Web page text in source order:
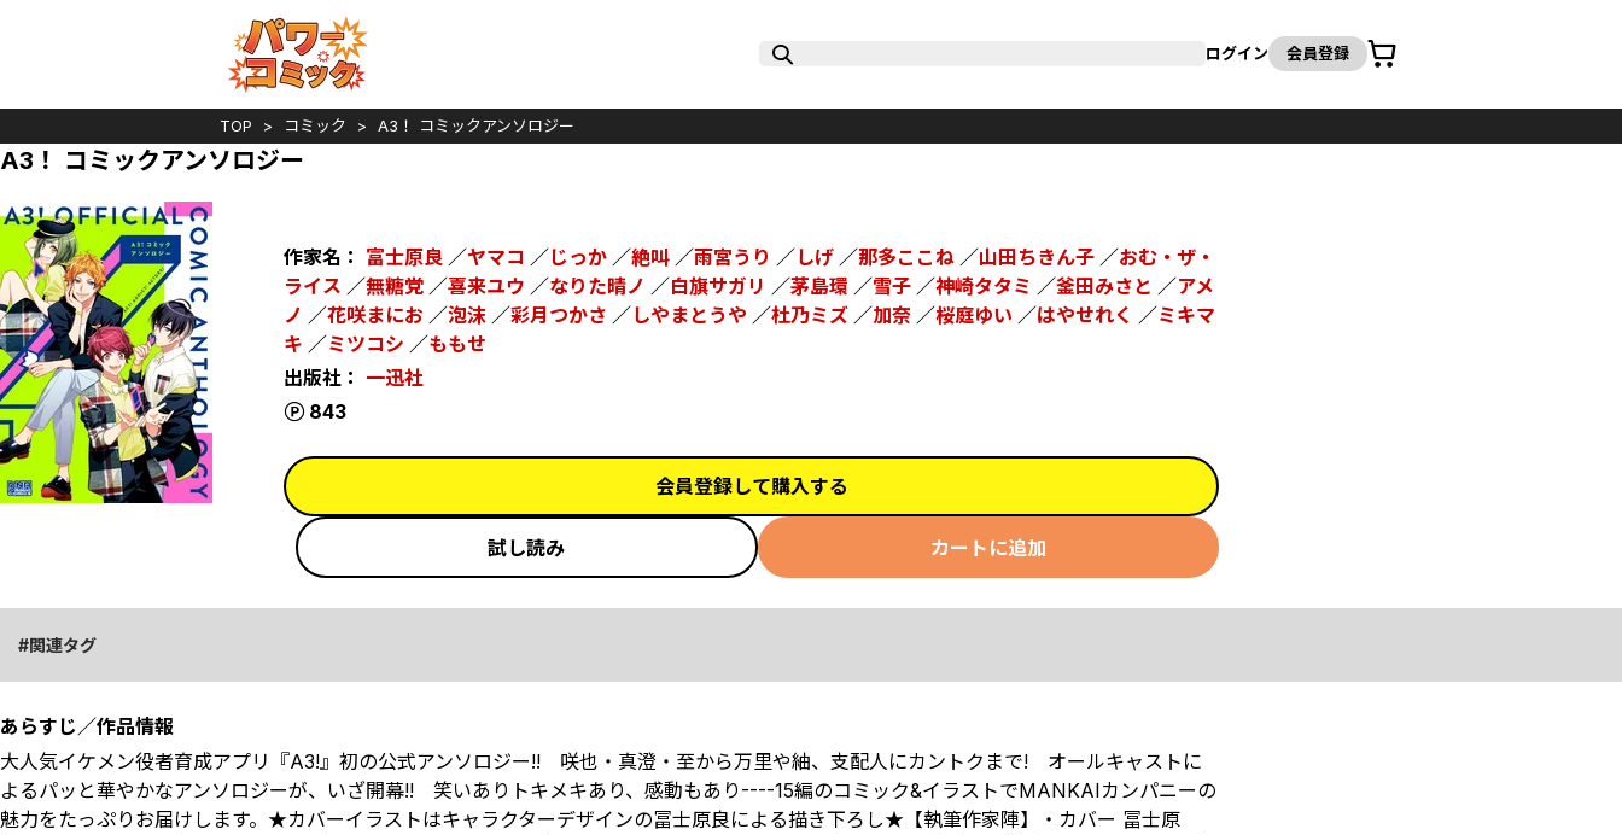
ログイン 会員登録
カート
TOP コミック A3！ コミックアンソロジー
A3！ コミックアンソロジー
作家名： 富士原良 ／ヤマコ ／じっか ／絶叫 ／雨宮うり ／しげ ／那多ここね ／山田ちきん子 ／おむ・ザ・
ライス ／無糖党 ／喜来ユウ ／なりた晴ノ ／白旗サガリ ／茅島環 ／雪子 ／神崎タタミ ／釜田みさと ／アメ
ノ ／花咲まにお ／泡沫 ／彩月つかさ ／しやまとうや ／杜乃ミズ ／加奈 ／桜庭ゆい ／はやせれく ／ミキマ
キ ／ミツコシ ／ももせ
出版社： 一迅社
843
ポイント
会員登録して購入する
試し読み カートに追加
関連タグ
あらすじ／作品情報
大人気イケメン役者育成アプリ『A3!』初の公式アンソロジー!! 咲也・真澄・至から万里や紬、支配人にカントクまで! オールキャストに
よるパッと華やかなアンソロジーが、いざ開幕!! 笑いありトキメキあり、感動もあり----15編のコミック&イラストでMANKAIカンパニーの
魅力をたっぷりお届けします。★カバーイラストはキャラクターデザインの冨士原良による描き下ろし★【執筆作家陣】・カバー 冨士原